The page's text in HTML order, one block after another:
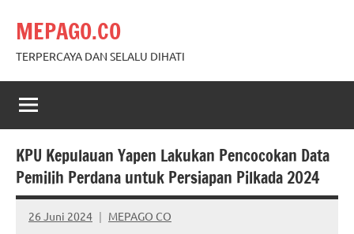
content
MEPAGO.CO
TERPERCAYA DAN SELALU DIHATI
KPU Kepulauan Yapen Lakukan Pencocokan Data
Pemilih Perdana untuk Persiapan Pilkada 2024
26 Juni 2024 MEPAGO CO
No